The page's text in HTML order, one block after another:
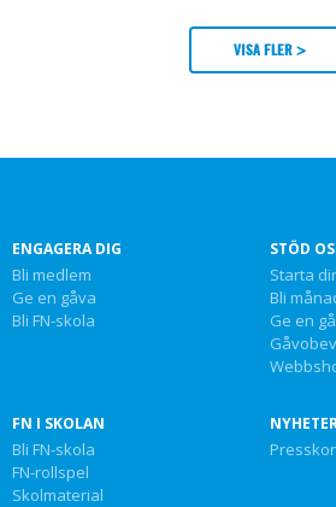
VISA FLER >
ENGAGERA DIG
Bli medlem
Ge en gåva
Bli FN-skola
STÖD
Starta
Bli
Ge en
FN I SKOLAN
Bli FN-skola
FN-rollspel
Skolmaterial